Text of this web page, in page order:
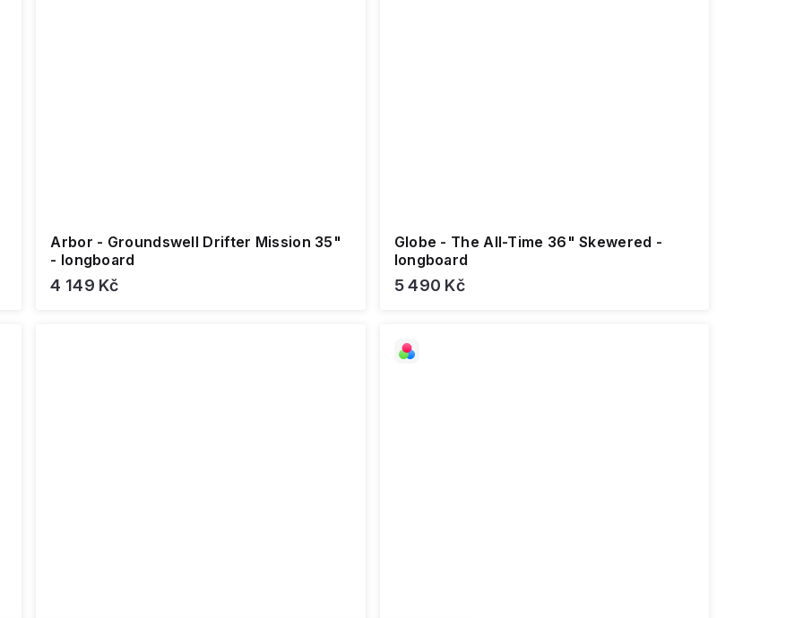
Arbor - Groundswell Drifter Mission 35"
- longboard
4 149 Kč
Globe - The All-Time 36" Skewered -
longboard
5 490 Kč